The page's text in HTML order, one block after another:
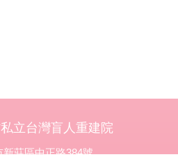
立台灣盲人重建院
莊區中正路384號